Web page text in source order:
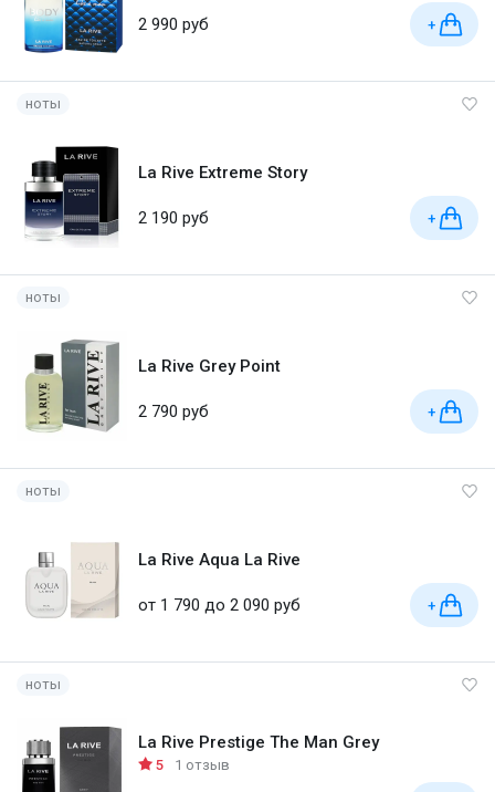
2 990 руб +
ноты
La Rive Extreme Story
2 190 руб +
ноты
La Rive Grey Point
2 790 руб +
ноты
La Rive Aqua La Rive
от 1 790 до 2 090 руб +
ноты
La Rive Prestige The Man Grey
5 1 отзыв